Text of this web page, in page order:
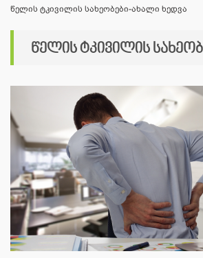
წელის ტკივილის სახეობები-ახალი ხედვა
წელის ტკივილის